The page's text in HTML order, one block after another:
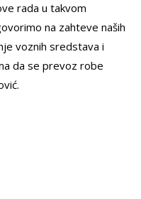
rada u takvom
na zahteve naših
voznih sredstava i
da se prevoz robe